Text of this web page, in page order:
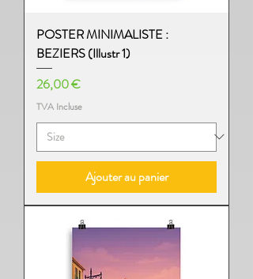
POSTER MINIMALISTE :
BEZIERS (Illustr 1)
Prix
26,00 €
TVA Incluse
Ajouter au panier